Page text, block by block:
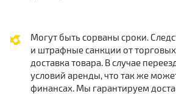
Могут быть сорваны сроки.
и штрафные санкции от торговых
доставка товара. В случае
условий аренды, что так же
финансах. Мы гарантируем